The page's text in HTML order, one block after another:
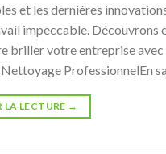
et les dernières
impeccable. Découvrons
briller votre entreprise avec
Nettoyage ProfessionnelEn
LA LECTURE →